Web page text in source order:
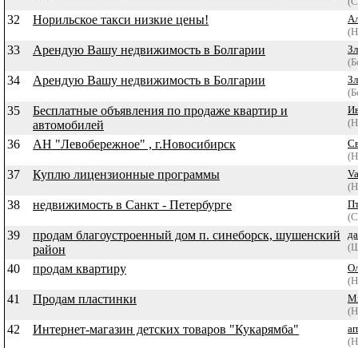
32 Норильское такси низкие цены!
33 Арендую Вашу недвижимость в Болгарии
34 Арендую Вашу недвижимость в Болгарии
35
Бесплатные объявления по продаже квартир и
автомобилей
36 АН "Левобережное" , г.Новосибирск
37 Куплю лицензионные программы
38 недвижимость в Санкт - Петербурге
39
продам благоустроенный дом п. синеборск, шушенский
район
40 продам квартиру
41 Продам пластинки
42 Интернет-магазин детских товаров "Кукарямба"